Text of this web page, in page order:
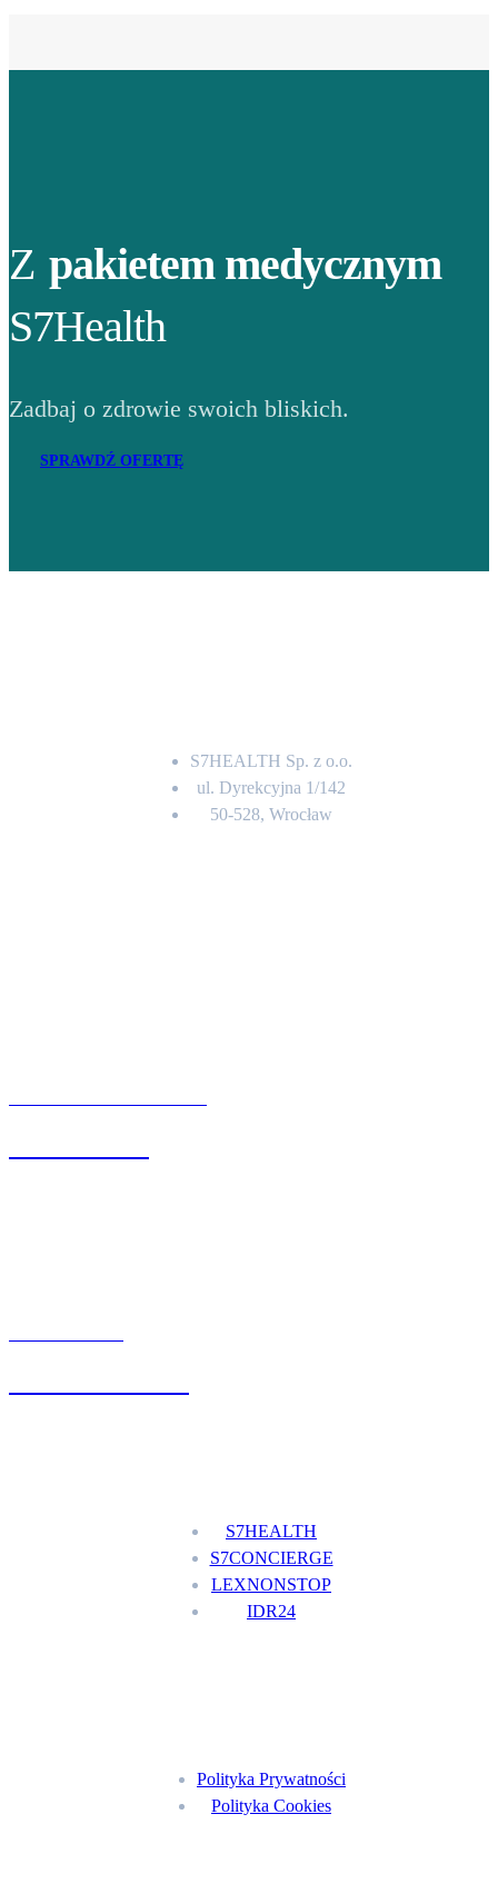
Z pakietem medycznym
S7Health
Zadbaj o zdrowie swoich bliskich.
SPRAWDŹ OFERTĘ
S7HEALTH Sp. z o.o.
ul. Dyrekcyjna 1/142
50-528, Wrocław
S7HEALTH
S7CONCIERGE
LEXNONSTOP
IDR24
Polityka Prywatności
Polityka Cookies